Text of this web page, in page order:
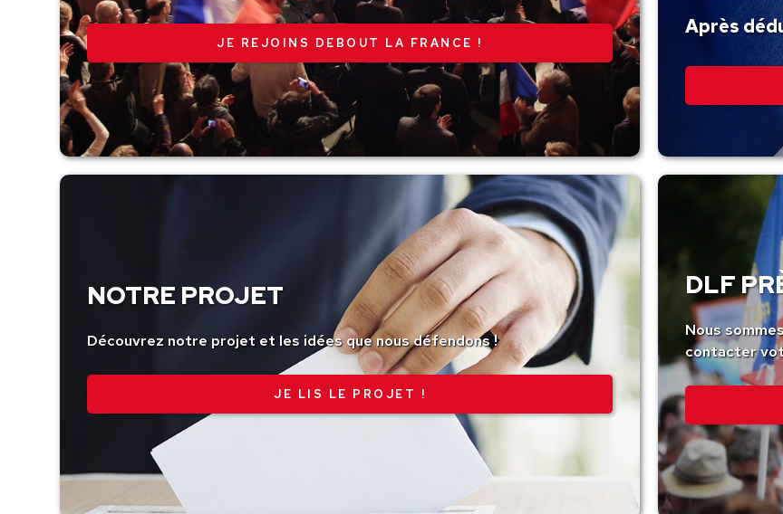
JE REJOINS DEBOUT LA FRANCE !
montant
Après
NOTRE PROJET
Découvrez notre projet et les idées que nous défendons !
JE LIS LE PROJET !
DLF
Nous
contacter